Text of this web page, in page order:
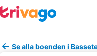
Se alla boenden i